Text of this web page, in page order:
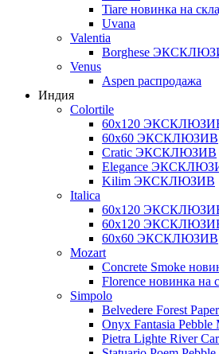
Tiare новинка на
Uvana
Valentia
Borghese
Venus
Aspen распродажа
Индия
Colortile
60х120
60х60 ЭКСКЛЮЗИВ
Cratic ЭКСКЛЮЗИВ
Elegance
Kilim ЭКСКЛЮЗИВ
Italica
60х120
60х120
60х60 ЭКСКЛЮЗИВ
Mozart
Concrete Smoke
Florence новинка на
Simpolo
Belvedere Forest
Onyx Fantasia Pebble
Pietra Lighte River